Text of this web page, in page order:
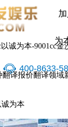
为
400-8633-
以诚为本-9001cc金
翻译报价翻译领域
诚为本